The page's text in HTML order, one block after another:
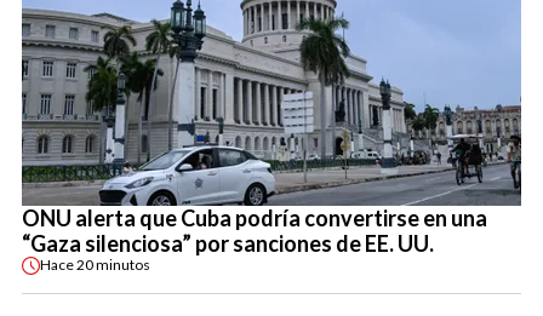
ONU alerta que Cuba podría convertirse en una
“Gaza silenciosa” por sanciones de EE. UU.
Hace20 minutos